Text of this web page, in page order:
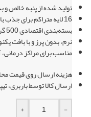
تولید شده از پنبه خالص و
16 لایه متراکم برای جذب بالا و مقاومت مناسب
بسته‌بندی اقتصادی 500 گرمی
نرم، بدون پرز و با بافت
مناسب برای مراکز
هزینه ارسال روی قیمت
ارسال کالا توسط
-
+